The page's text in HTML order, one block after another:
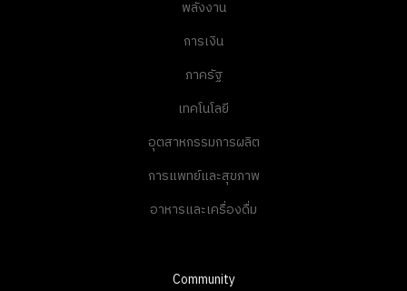
พลังงาน
การเงิน
ภาครัฐ
เทคโนโลยี
อุตสาหกรรมการผลิต
การแพทย์และสุขภาพ
อาหารและเครื่องดื่ม
Community